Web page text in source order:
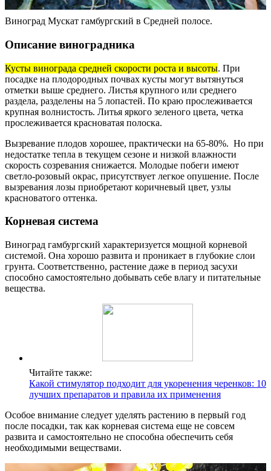
Виноград Мускат гамбургский в Средней полосе.
Описание виноградника
Кусты винограда средней скорости роста и высоты. При
посадке на плодородных почвах кусты могут вытянуться
отметки выше среднего. Листья крупного или среднего
раздела, разделены на 5 лопастей. По краю прослеживается
крупная волнистость. Литья яркого зеленого цвета, четка
прослеживается красноватая полоска.
Вызревание плодов хорошее, практически на 65-80%. Но при
недостатке тепла в текущем сезоне и низкой влажности
скорость созревания снижается. Молодые побеги имеют
светло-розовый окрас, присутствует легкое опушение. После
вызревания лозы приобретают коричневый цвет, узлы
красноватого оттенка.
Корневая система
Виноград гамбургский характеризуется мощной корневой
системой. Она хорошо развита и проникает в глубокие слои
грунта. Соответственно, растение даже в период засухи
способно самостоятельно добывать себе влагу и питательные
вещества.
Читайте также:
Какой стимулятор подходит для укоренения черенков: 10
лучших препаратов и правила их применения
Особое внимание следует уделять растению в первый год
после посадки, так как корневая система еще не совсем
развита и самостоятельно не способна обеспечить себя
необходимыми веществами.